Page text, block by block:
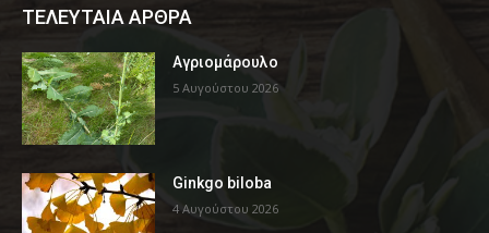
ΤΕΛΕΥΤΑΙΑ ΑΡΘΡΑ
Αγριομάρουλο
5 Αυγούστου 2026
Ginkgo biloba
4 Αυγούστου 2026